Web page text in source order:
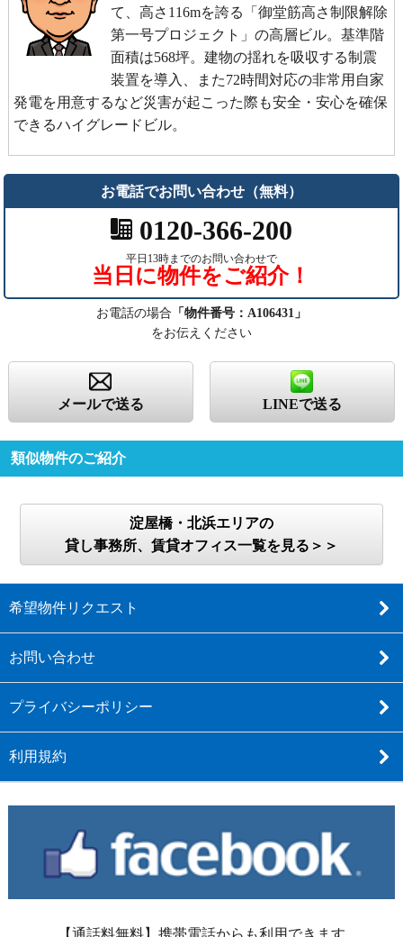
て、高さ116mを誇る「御堂筋高さ制限解除
第一号プロジェクト」の高層ビル。基準階
面積は568坪。建物の揺れを吸収する制震
装置を導入、また72時間対応の非常用自家
発電を用意するなど災害が起こった際も安全・安心を確保
できるハイグレードビル。
お電話でお問い合わせ（無料）
0120-366-200
平日13時までのお問い合わせで
当日に物件をご紹介！
お電話の場合 「物件番号：A106431」
をお伝えください
メールで送る LINEで送る
類似物件のご紹介
淀屋橋・北浜エリアの
貸し事務所、賃貸オフィス一覧を見る＞＞
希望物件リクエスト
お問い合わせ
プライバシーポリシー
利用規約